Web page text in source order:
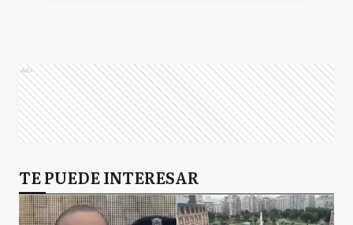
Ads
TE PUEDE INTERESAR